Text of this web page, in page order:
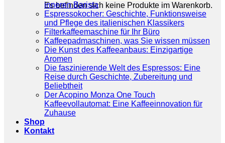
Es befinden sich keine Produkte im Warenkorb.
inneren Barista
Espressokocher: Geschichte, Funktionsweise
und Pflege des italienischen Klassikers
Filterkaffeemaschine für Ihr Büro
Kaffeepadmaschinen, was Sie wissen müssen
Die Kunst des Kaffeeanbaus: Einzigartige
Aromen
Die faszinierende Welt des Espressos: Eine
Reise durch Geschichte, Zubereitung und
Beliebtheit
Der Acopino Monza One Touch
Kaffeevollautomat: Eine Kaffeeinnovation für
Zuhause
Shop
Kontakt